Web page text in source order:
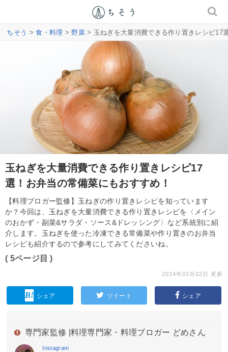
ちそう >食・料理 >野菜> 玉ねぎを大量消費できる作り置きレシピ17
玉ねぎを大量消費できる作り置きレシピ17
選！お弁当の常備菜にもおすすめ！
【料理ブロガー監修】玉ねぎの作り置きレシピを知っています
か？今回は、玉ねぎを大量消費できる作り置きレシピを〈メイン
のおかず・副菜&サラダ・ソース&ドレッシング〉など系統別に紹
介します。玉ねぎを使った冷凍できる常備菜や作り置きのお弁当
レシピも紹介するので参考にしてみてくださいね。
( 5ページ目 )
2024年03月02日 更新
シェア ツイート シェア
専門家監修 | 料理専門家・料理ブロガー どめさん
Instagram